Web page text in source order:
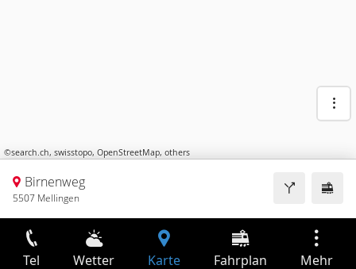
©search.ch, swisstopo, OpenStreetMap, others
Birnenweg
5507 Mellingen
Tel Wetter Karte Fahrplan Mehr